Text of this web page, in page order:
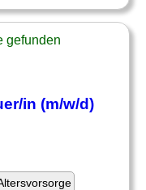
gefunden
in (m/w/d)